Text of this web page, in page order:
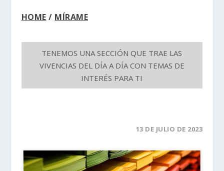
HOME / MÍRAME
TENEMOS UNA SECCIÓN QUE TRAE LAS
VIVENCIAS DEL DÍA A DÍA CON TEMAS DE
INTERÉS PARA TI
13 DE JULIO DE 2023